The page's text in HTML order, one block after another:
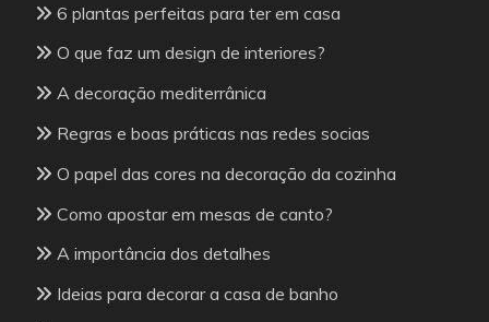
6 plantas perfeitas para ter em casa
O que faz um design de interiores?
A decoração mediterrânica
Regras e boas práticas nas redes socias
O papel das cores na decoração da cozinha
Como apostar em mesas de canto?
A importância dos detalhes
Ideias para decorar a casa de banho